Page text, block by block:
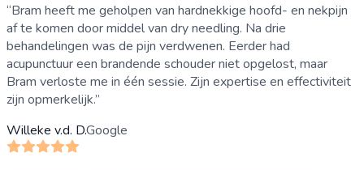
“Bram heeft me geholpen van hardnekkige hoofd- en nekpijn
af te komen door middel van dry needling. Na drie
behandelingen was de pijn verdwenen. Eerder had
acupunctuur een brandende schouder niet opgelost, maar
Bram verloste me in één sessie. Zijn expertise en effectiviteit
zijn opmerkelijk.”
Willeke v.d. D.Google